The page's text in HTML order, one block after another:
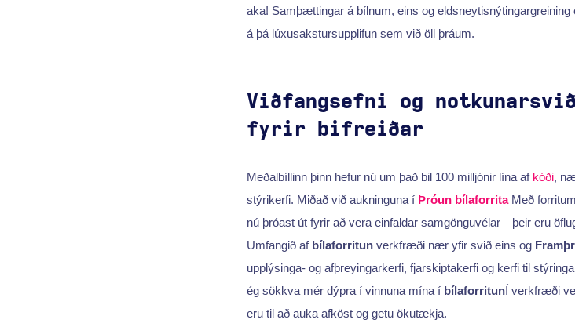
aka! Samþættingar á bílnum, eins og
á þá lúxusakstursupplifun sem við öll þráum.
Viðfangsefni og notkunarsvið
fyrir bifreiðar
Meðalbíllinn þinn hefur nú um það bil 100 milljónir lína af kóði,
stýrikerfi. Miðað við aukninguna í Þróun bílaforritaMeð
nú þróast út fyrir að vera einfaldar samgönguvélar—þeir eru
Umfangið af bílaforritunverkfræði nær yfir svið eins og
upplýsinga- og afþreyingarkerfi, fjarskiptakerfi og kerfi til
ég sökkva mér dýpra í vinnuna mína í bílaforritunÍ verkfræði
eru til að auka afköst og getu ökutækja.